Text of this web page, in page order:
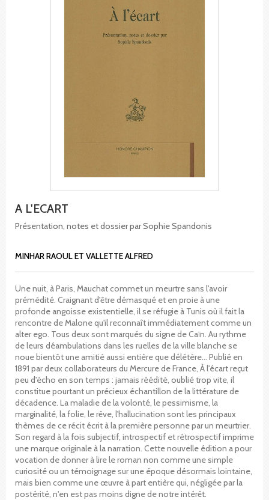
A L'ECART
Présentation, notes et dossier par Sophie Spandonis
MINHAR RAOUL ET VALLETTE ALFRED
Une nuit, à Paris, Mauchat commet un meurtre sans l'avoir
prémédité. Craignant d'être démasqué et en proie à une
profonde angoisse existentielle, il se réfugie à Tunis où il fait la
rencontre de Malone qu'il reconnaît immédiatement comme un
alter ego. Tous deux sont marqués du signe de Caïn. Au rythme
de leurs déambulations dans les ruelles de la ville blanche se
noue bientôt une amitié aussi entière que délétère... Publié en
1891 par deux collaborateurs du Mercure de France, À l'écart reçut
peu d'écho en son temps : jamais réédité, oublié trop vite, il
constitue pourtant un précieux échantillon de la littérature de
décadence. La maladie de la volonté, le pessimisme, la
marginalité, la folie, le rêve, l'hallucination sont les principaux
thèmes de ce récit écrit à la première personne par un meurtrier.
Son regard à la fois subjectif, introspectif et rétrospectif imprime
une marque originale à la narration. Cette nouvelle édition a pour
vocation de donner à lire le roman non comme une simple
curiosité ou un témoignage sur une époque désormais lointaine,
mais bien comme une œuvre à part entière qui, négligée par la
postérité, n'en est pas moins digne de notre intérêt.